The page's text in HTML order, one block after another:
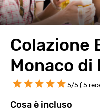
Colazione
Monaco di
5/5 ( 5
Cosa è incluso